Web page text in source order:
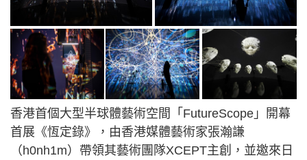
香港首個大型半球體藝術空間「FutureScope」開幕
首展《恆定錄》，由香港媒體藝術家張瀚謙
（h0nh1m）帶領其藝術團隊XCEPT主創，並邀來日